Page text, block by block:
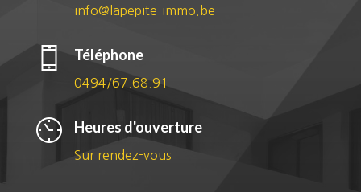
info@lapepite-immo.be
Téléphone
0494/67.68.91
Heures d'ouverture
Sur rendez-vous